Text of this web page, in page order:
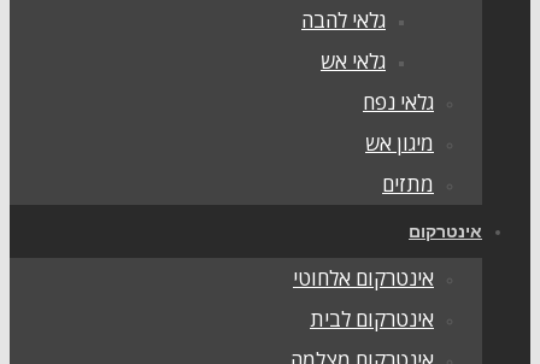
גלאי להבה
גלאי אש
גלאי נפח
מיגון אש
אינטרקום אלחוטי
אינטרקום לבית